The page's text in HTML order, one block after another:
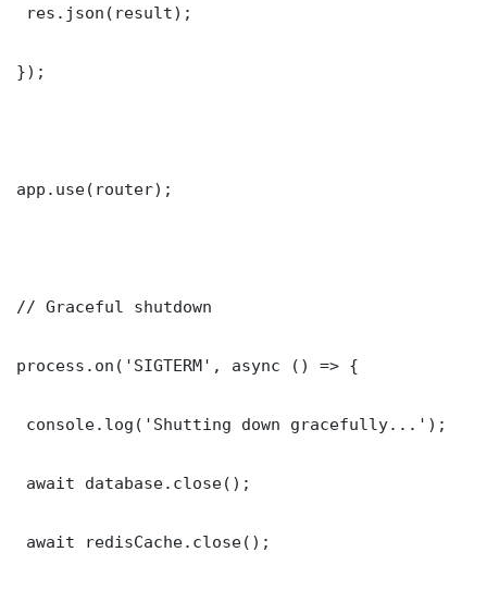
res.json(result);
});
app.use(router);
// Graceful shutdown
process.on('SIGTERM', async () => {
console.log('Shutting down gracefully...');
await database.close();
await redisCache.close();